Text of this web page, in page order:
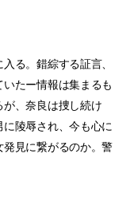
る。錯綜する証言、
たー情報は集まるも
、奈良は捜し続け
陵辱され、今も心に
見に繋がるのか。警